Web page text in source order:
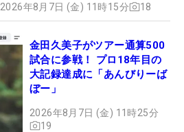
2026年8月7日 (金) 11時15分 18
金田久美子がツアー通算500
試合に参戦！ プロ18年目の
大記録達成に「あんびりーば
ぼー」
2026年8月7日 (金) 11時25分
19